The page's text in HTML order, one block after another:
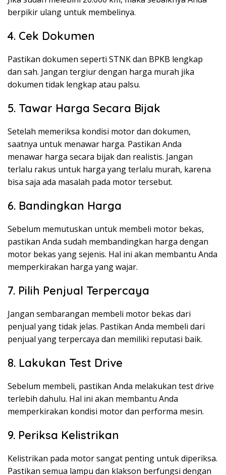
berpikir ulang untuk membelinya.
4. Cek Dokumen
Pastikan dokumen seperti STNK dan BPKB lengkap
dan sah. Jangan tergiur dengan harga murah jika
dokumen tidak lengkap atau palsu.
5. Tawar Harga Secara Bijak
Setelah memeriksa kondisi motor dan dokumen,
saatnya untuk menawar harga. Pastikan Anda
menawar harga secara bijak dan realistis. Jangan
terlalu rakus untuk harga yang terlalu murah, karena
bisa saja ada masalah pada motor tersebut.
6. Bandingkan Harga
Sebelum memutuskan untuk membeli motor bekas,
pastikan Anda sudah membandingkan harga dengan
motor bekas yang sejenis. Hal ini akan membantu Anda
memperkirakan harga yang wajar.
7. Pilih Penjual Terpercaya
Jangan sembarangan membeli motor bekas dari
penjual yang tidak jelas. Pastikan Anda membeli dari
penjual yang terpercaya dan memiliki reputasi baik.
8. Lakukan Test Drive
Sebelum membeli, pastikan Anda melakukan test drive
terlebih dahulu. Hal ini akan membantu Anda
memperkirakan kondisi motor dan performa mesin.
9. Periksa Kelistrikan
Kelistrikan pada motor sangat penting untuk diperiksa.
Pastikan semua lampu dan klakson berfungsi dengan